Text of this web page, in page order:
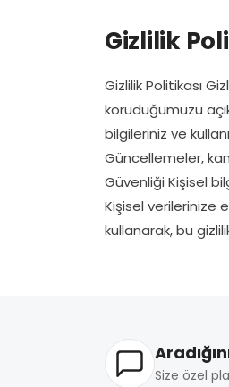
Gizlilik
Gizlilik Politikası
koruduğumuzu
bilgileriniz ve
Güncellemeler,
Güvenliği Kişisel
Kişisel verilerinize
kullanarak, bu
Size özel